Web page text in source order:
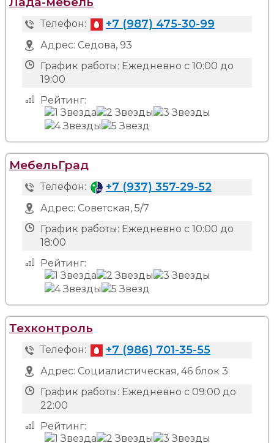
Телефон: +7 (987) 475-30-99
Адрес: Седова, 93
График работы: Ежедневно с 10:00 до
19:00
Рейтинг:
МебельГрад
Телефон: +7 (937) 357-29-52
Адрес: Советская, 5/7
График работы: Ежедневно с 10:00 до
18:00
Рейтинг:
Техконтроль
Телефон: +7 (986) 701-35-55
Адрес: Социалистическая, 46 блок 3
График работы: Ежедневно с 09:00 до
22:00
Рейтинг: